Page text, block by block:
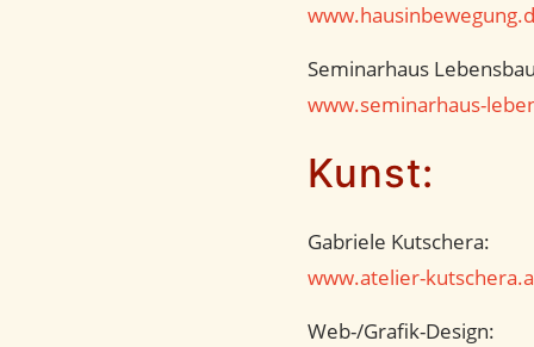
Seminarhaus
www.seminarhaus-
Kunst:
Gabriele Kutschera:
www.atelier-
Web-/Grafik-Design: